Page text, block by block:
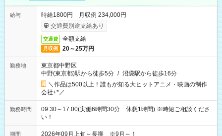
給与
時給1800円 月収例 234,000円
交通費別途支給あり
交通費 全額支給
月収例 20～25万円
勤務地
東京都中野区
中野(東京都)駅から徒歩5分 / 沼袋駅から徒歩16分
＼作品は500以上！誰もが知る大ヒットアニメ・映画の制作
会社+*／
勤務時間
09:30～17:00(実働6時間30分 休憩1時間) ※時短ご相談くださ
い！
期間 2026年09月上旬～長期 ※9月～！